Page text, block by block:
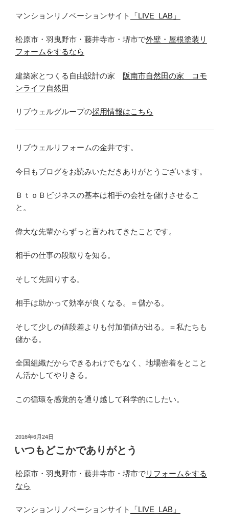
マンションリノベーションサイト 「LIVE_LAB」
松原市・羽曳野市・藤井寺市・堺市で外壁・屋根塗装リ
フォームをするなら
建築家とつくる自由設計の家 阪南市自然田の家 コモ
ンライフ自然田
リブウェルグループの採用情報はこちら
リブウェルリフォームの金井です。
今日もブログをお読みいただきありがとうございます。
ＢｔｏＢビジネスの基本は相手の会社を儲けさせるこ
と。
偉大な先輩からずっと言われてきたことです。
相手の仕事の段取りを知る。
そして先回りする。
相手は助かって効率が良くなる。＝儲かる。
そして少しの値段差よりも付加価値が出る。＝私たちも
儲かる。
全国組織だからできるわけでもなく、地場密着をとこと
ん活かしてやりきる。
この循環を感覚的を通り越して科学的にしたい。
投
稿
日:
2016年6月24日
いつもどこかでありがとう
松原市・羽曳野市・藤井寺市・堺市でリフォームをする
なら
マンションリノベーションサイト 「LIVE_LAB」